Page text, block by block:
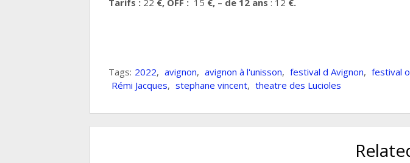
Tarifs : 22 €, OFF : 15 €, – de 12 ans : 12 €.
Tags: 2022, avignon, avignon à l'unisson, festival d Avignon, festival
Rémi Jacques, stephane vincent, theatre des Lucioles